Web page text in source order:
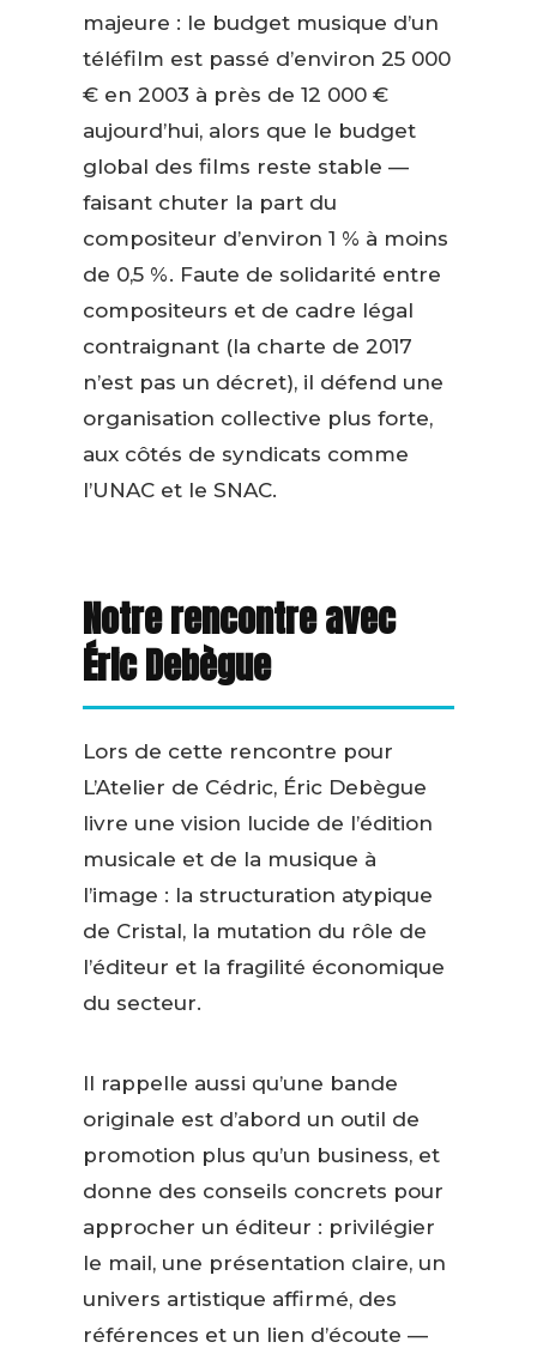
majeure : le budget musique d’un
téléfilm est passé d’environ 25 000
€ en 2003 à près de 12 000 €
aujourd’hui, alors que le budget
global des films reste stable —
faisant chuter la part du
compositeur d’environ 1 % à moins
de 0,5 %. Faute de solidarité entre
compositeurs et de cadre légal
contraignant (la charte de 2017
n’est pas un décret), il défend une
organisation collective plus forte,
aux côtés de syndicats comme
l’UNAC et le SNAC.
Notre rencontre avec
Éric Debègue
Lors de cette rencontre pour
L’Atelier de Cédric, Éric Debègue
livre une vision lucide de l’édition
musicale et de la musique à
l’image : la structuration atypique
de Cristal, la mutation du rôle de
l’éditeur et la fragilité économique
du secteur.
Il rappelle aussi qu’une bande
originale est d’abord un outil de
promotion plus qu’un business, et
donne des conseils concrets pour
approcher un éditeur : privilégier
le mail, une présentation claire, un
univers artistique affirmé, des
références et un lien d’écoute —